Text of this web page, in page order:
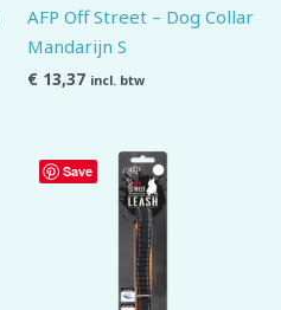
AFP Off Street – Dog Collar
Mandarijn S
€ 13,37 incl. btw
Save